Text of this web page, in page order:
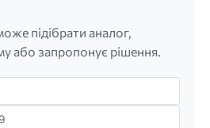
підібрати аналог,
або запропонує рішення.